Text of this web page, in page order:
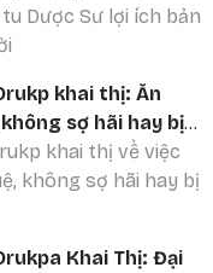
Dược Sư lợi ích bản
khai thị: Ăn
sợ hãi hay bị
khai thị về việc
không sợ hãi hay bị
Khai Thị: Đại